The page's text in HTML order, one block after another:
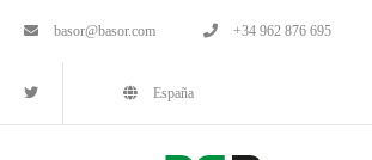
basor@basor.com +34 962 876 695
España